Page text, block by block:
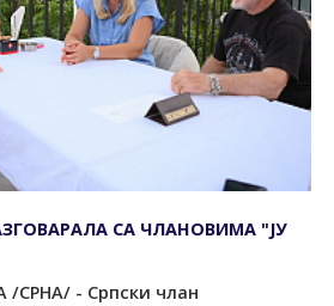
СА ЧЛАНОВИМА "ЈУ
/СРНА/ - Српски члан